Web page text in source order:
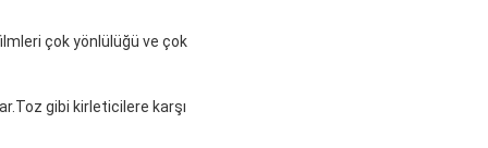
çok yönlülüğü ve çok
gibi kirleticilere karşı